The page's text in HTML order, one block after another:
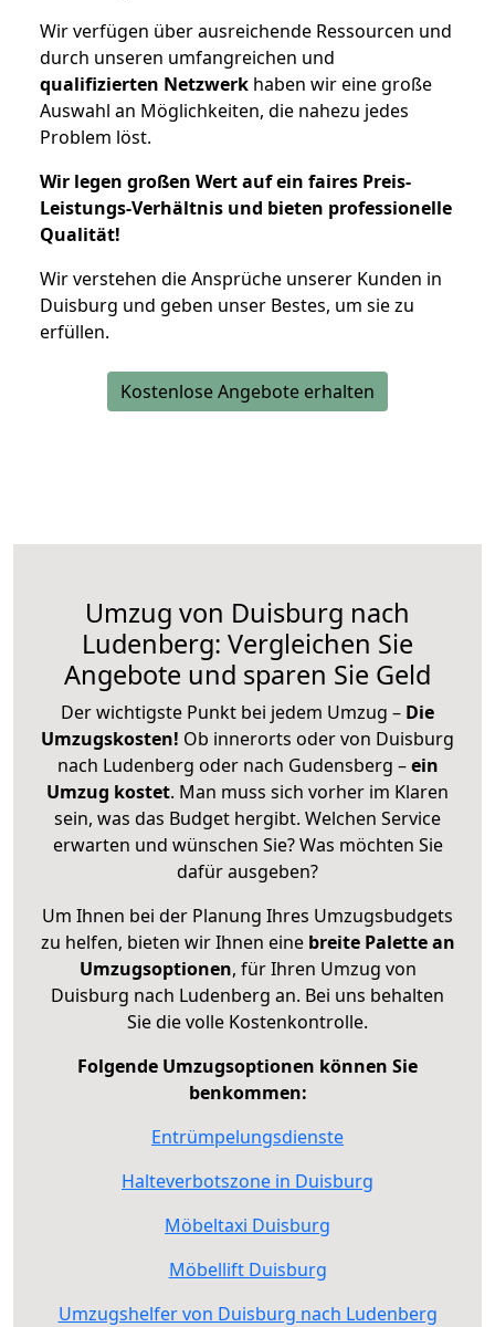
Wir verfügen über ausreichende Ressourcen und
durch unseren umfangreichen und
qualifizierten Netzwerk haben wir eine große
Auswahl an Möglichkeiten, die nahezu jedes
Problem löst.
Wir legen großen Wert auf ein faires Preis-
Leistungs-Verhältnis und bieten professionelle
Qualität!
Wir verstehen die Ansprüche unserer Kunden in
Duisburg und geben unser Bestes, um sie zu
erfüllen.
Kostenlose Angebote erhalten
Umzug von Duisburg nach
Ludenberg: Vergleichen Sie
Angebote und sparen Sie Geld
Der wichtigste Punkt bei jedem Umzug – Die
Umzugskosten! Ob innerorts oder von Duisburg
nach Ludenberg oder nach Gudensberg –ein
Umzug kostet. Man muss sich vorher im Klaren
sein, was das Budget hergibt. Welchen Service
erwarten und wünschen Sie? Was möchten Sie
dafür ausgeben?
Um Ihnen bei der Planung Ihres Umzugsbudgets
zu helfen, bieten wir Ihnen eine breite Palette an
Umzugsoptionen, für Ihren Umzug von
Duisburg nach Ludenberg an. Bei uns behalten
Sie die volle Kostenkontrolle.
Folgende Umzugsoptionen können Sie
benkommen:
Entrümpelungsdienste
Halteverbotszone in Duisburg
Möbeltaxi Duisburg
Möbellift Duisburg
Umzugshelfer von Duisburg nach Ludenberg